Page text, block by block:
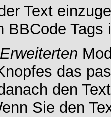
Text
BBCode
Erweiterten
das
den
Sie den